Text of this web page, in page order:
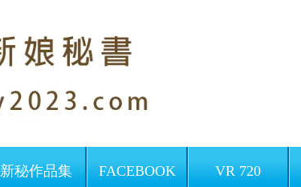
新秘作品集 FACEBOOK VR 720